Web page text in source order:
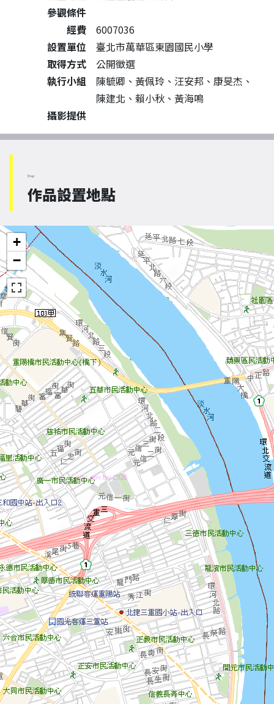
參觀條件
經費
6007036
設置單位
臺北市萬華區東園國民小學
取得方式
公開徵選
執行小組
陳毓卿、黃佩玲、汪安邦、康旻杰、
陳建北、賴小秋、黃海鳴
攝影提供
Map
作品設置地點
+
−